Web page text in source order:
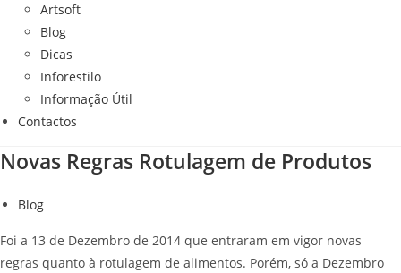
Artsoft
Blog
Dicas
Inforestilo
Informação Útil
Contactos
Novas Regras Rotulagem de Produtos
Blog
Foi a 13 de Dezembro de 2014 que entraram em vigor novas
regras quanto à rotulagem de alimentos. Porém, só a Dezembro